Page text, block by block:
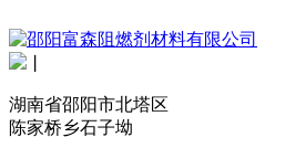
湖南省邵阳市北塔区
陈家桥乡石子坳